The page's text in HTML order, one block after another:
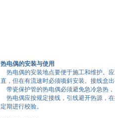
热电偶的安装与使用
热电偶的安装地点要便于施工和维护。
直，但在有流速时必须顷斜安装。接线盒
带瓷保护管的热电偶必须避免急冷急热
热电偶应按规定接线，引线避开热源，
定期进行校验。